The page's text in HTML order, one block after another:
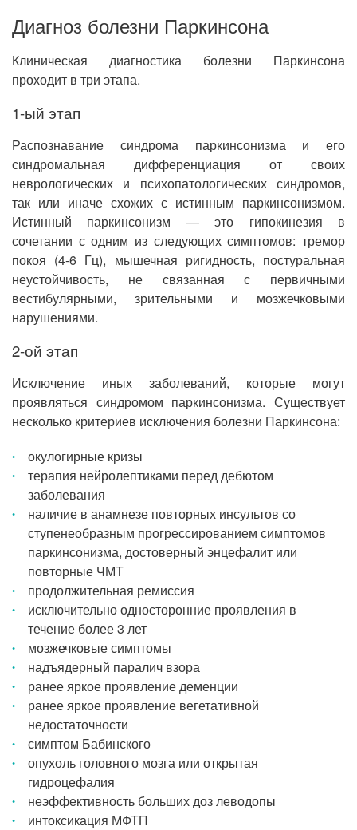
Диагноз болезни Паркинсона
Клиническая диагностика болезни Паркинсона
проходит в три этапа.
1-ый этап
Распознавание синдрома паркинсонизма и его
синдромальная дифференциация от своих
неврологических и психопатологических синдромов,
так или иначе схожих с истинным паркинсонизмом.
Истинный паркинсонизм — это гипокинезия в
сочетании с одним из следующих симптомов: тремор
покоя (4-6 Гц), мышечная ригидность, постуральная
неустойчивость, не связанная с первичными
вестибулярными, зрительными и мозжечковыми
нарушениями.
2-ой этап
Исключение иных заболеваний, которые могут
проявляться синдромом паркинсонизма. Существует
несколько критериев исключения болезни Паркинсона:
окулогирные кризы
терапия нейролептиками перед дебютом
заболевания
наличие в анамнезе повторных инсультов со
ступенеобразным прогрессированием симптомов
паркинсонизма, достоверный энцефалит или
повторные ЧМТ
продолжительная ремиссия
исключительно односторонние проявления в
течение более 3 лет
мозжечковые симптомы
надъядерный паралич взора
ранее яркое проявление деменции
ранее яркое проявление вегетативной
недостаточности
симптом Бабинского
опухоль головного мозга или открытая
гидроцефалия
неэффективность больших доз леводопы
интоксикация МФТП